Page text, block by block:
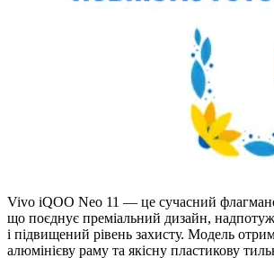
Vivo iQOO Neo 11 — це сучасний
що поєднує преміальний дизайн,
і підвищений рівень захисту. Модель
алюмінієву раму та якісну пластикову